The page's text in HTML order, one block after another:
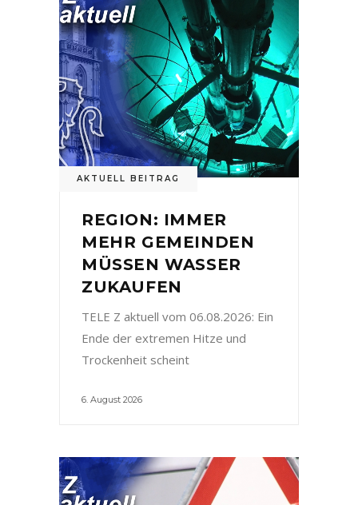
AKTUELL BEITRAG
REGION: IMMER
MEHR GEMEINDEN
MÜSSEN WASSER
ZUKAUFEN
TELE Z aktuell vom 06.08.2026: Ein
Ende der extremen Hitze und
Trockenheit scheint
6. August 2026